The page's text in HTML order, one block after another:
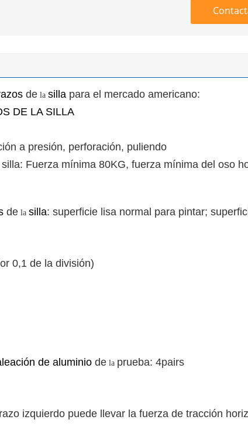
de la silla para el mercado americano:
DE LA SILLA
a presión, perforación, puliendo
Fuerza mínima 80KG, fuerza mínima del oso
de la silla: superficie lisa normal para pintar;
0,1 de la división)
de aluminio de la prueba: 4pairs
izquierdo puede llevar la fuerza de tracción